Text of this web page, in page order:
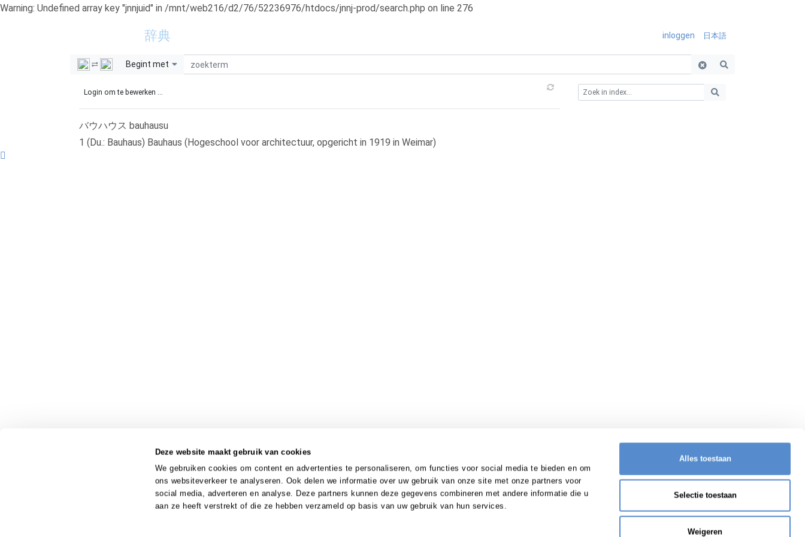
Deze website maakt gebruik van cookies
We gebruiken cookies om content en advertenties te personaliseren, om functies voor social media te bieden en om
ons websiteverkeer te analyseren. Ook delen we informatie over uw gebruik van onze site met onze partners voor
social media, adverteren en analyse. Deze partners kunnen deze gegevens combineren met andere informatie die u
aan ze heeft verstrekt of die ze hebben verzameld op basis van uw gebruik van hun services.
Alles toestaan
Selectie toestaan
Weigeren
Warning: Undefined array key "jnnjuid" in /mnt/web216/d2/76/52236976/htdocs/jnnj-prod/search.php on line 276
辞典 inloggen 日本語
Begint met
Login om te bewerken ...
バウハウス bauhausu
1 (Du.: Bauhaus) Bauhaus (Hogeschool voor architectuur, opgericht in 1919 in Weimar)